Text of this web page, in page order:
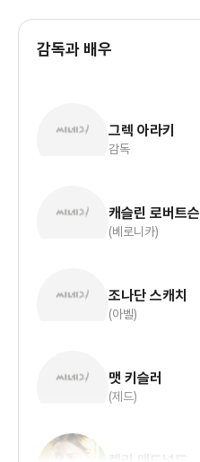
감독과 배우
그렉 아라키
감독
캐슬린 로버트슨
(베로니카)
조나단 스캐치
(아벨)
맷 키슬러
(제드)